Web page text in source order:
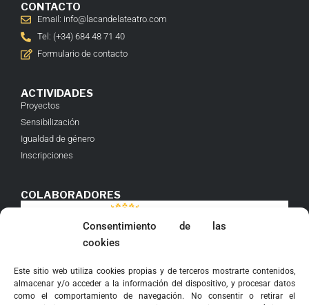
Consentimiento de las
cookies
Este sitio web utiliza cookies propias y de terceros mostrarte contenidos,
almacenar y/o acceder a la información del dispositivo, y procesar datos
como el comportamiento de navegación. No consentir o retirar el
CONTACTO
Email: info@lacandelateatro.com
Tel: (+34) 684 48 71 40
Formulario de contacto
ACTIVIDADES
Proyectos
Sensibilización
Igualdad de género
Inscripciones
COLABORADORES